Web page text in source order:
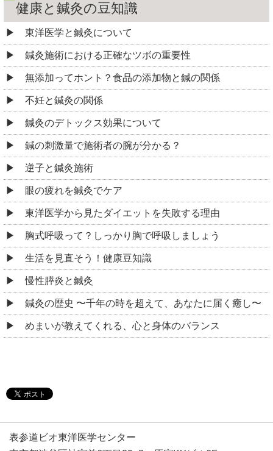
健康と鍼灸の豆知識
東洋医学と鍼灸について
鍼灸施術における正確なツボの重要性
無添加ってホント？食品の添加物と鍼の関係
不妊と鍼灸の関係
鍼灸のデトックス効果について
鍼の刺激量で施術者の腕が分かる？
逆子と鍼灸施術
眼の疲れを鍼灸でケア
東洋医学から見たダイエットを失敗する理由
胸式呼吸って？しっかり胸で呼吸しましょう
生活を見直そう！健康豆知識
慢性膵炎と鍼灸
鍼灸の歴史 〜千年の時を超えて、あなたに届く癒し〜
めまいが教えてくれる、心と身体のバランス
表参道ビオ東洋医学センター